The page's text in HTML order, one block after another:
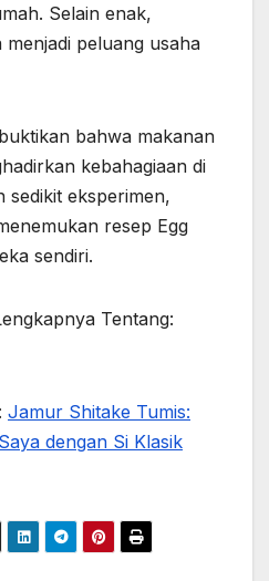
Selain enak,
menjadi peluang usaha
bahwa makanan
kebahagiaan di
sedikit eksperimen,
resep Egg
sendiri.
Tentang:
Jamur Shitake Tumis:
dengan Si Klasik